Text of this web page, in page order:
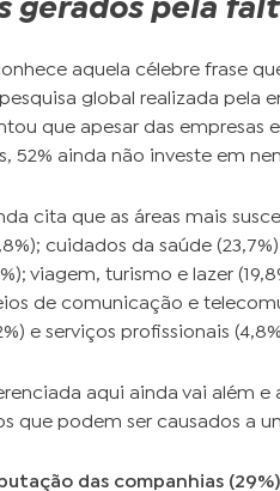
gerados pela
aquela célebre frase
pesquisa global realizada pela
que apesar das empresas
52% ainda não investe em
cita que as áreas mais
cuidados da saúde
viagem, turismo e lazer
de comunicação e
e serviços profissionais
aqui ainda vai além
que podem ser causados a
das companhias